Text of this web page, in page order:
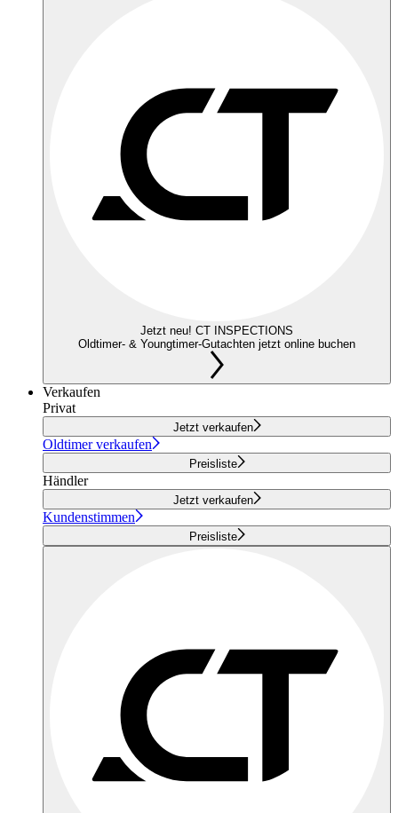
Jetzt neu! CT INSPECTIONS
Oldtimer- & Youngtimer-Gutachten jetzt online buchen
Verkaufen
Privat
Jetzt verkaufen
Oldtimer verkaufen
Preisliste
Händler
Jetzt verkaufen
Kundenstimmen
Preisliste